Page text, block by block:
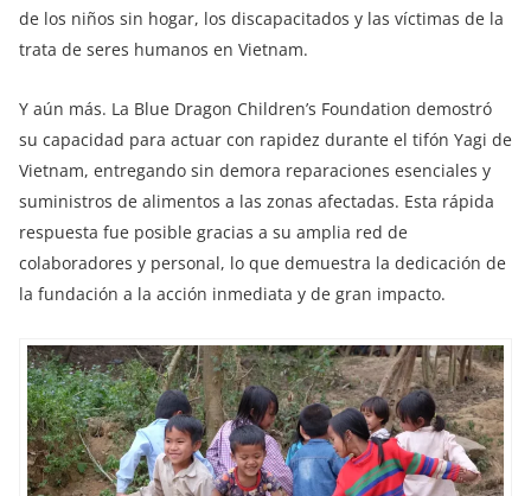
de los niños sin hogar, los discapacitados y las víctimas de la
trata de seres humanos en Vietnam.
Y aún más. La Blue Dragon Children’s Foundation demostró
su capacidad para actuar con rapidez durante el tifón Yagi de
Vietnam, entregando sin demora reparaciones esenciales y
suministros de alimentos a las zonas afectadas. Esta rápida
respuesta fue posible gracias a su amplia red de
colaboradores y personal, lo que demuestra la dedicación de
la fundación a la acción inmediata y de gran impacto.